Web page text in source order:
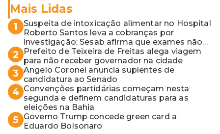
Mais Lidas
1
Suspeita de intoxicação alimentar no Hospital
Roberto Santos leva a cobranças por
investigação; Sesab afirma que exames não
apontaram contaminação
2
Prefeito de Teixeira de Freitas alega viagem
para não receber governador na cidade
3 Angelo Coronel anuncia suplentes de
candidatura ao Senado
4 Convenções partidárias começam nesta
segunda e definem candidaturas para as
eleições na Bahia
5
Governo Trump concede green card a
Eduardo Bolsonaro